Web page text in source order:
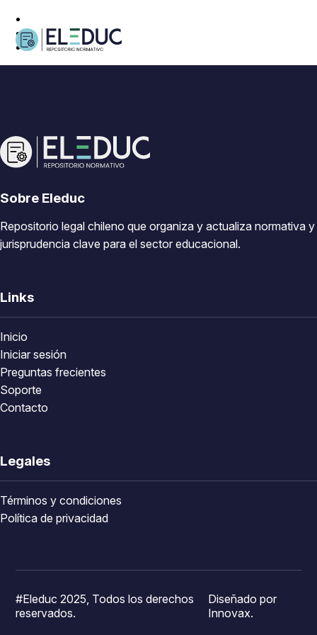
Sobre Eleduc
Repositorio legal chileno que organiza y actualiza normativa y
jurisprudencia clave para el sector educacional.
Links
Inicio
Iniciar sesión
Preguntas frecientes
Soporte
Contacto
Legales
Términos y condiciones
Política de privacidad
#Eleduc 2025, Todos los derechos
reservados.
Diseñado por
Innovax.